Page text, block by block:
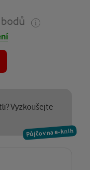
Půjčovna e-knih
Vyzkoušejte